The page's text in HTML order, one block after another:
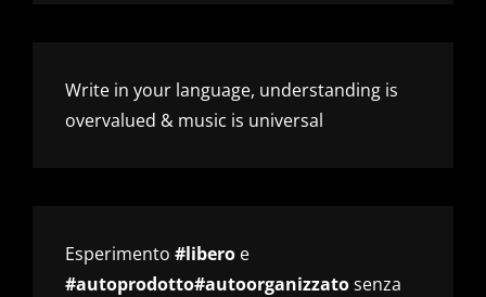
Write in your language, understanding is
overvalued & music is universal
Esperimento #libero e
#autoprodotto#autoorganizzatosenza